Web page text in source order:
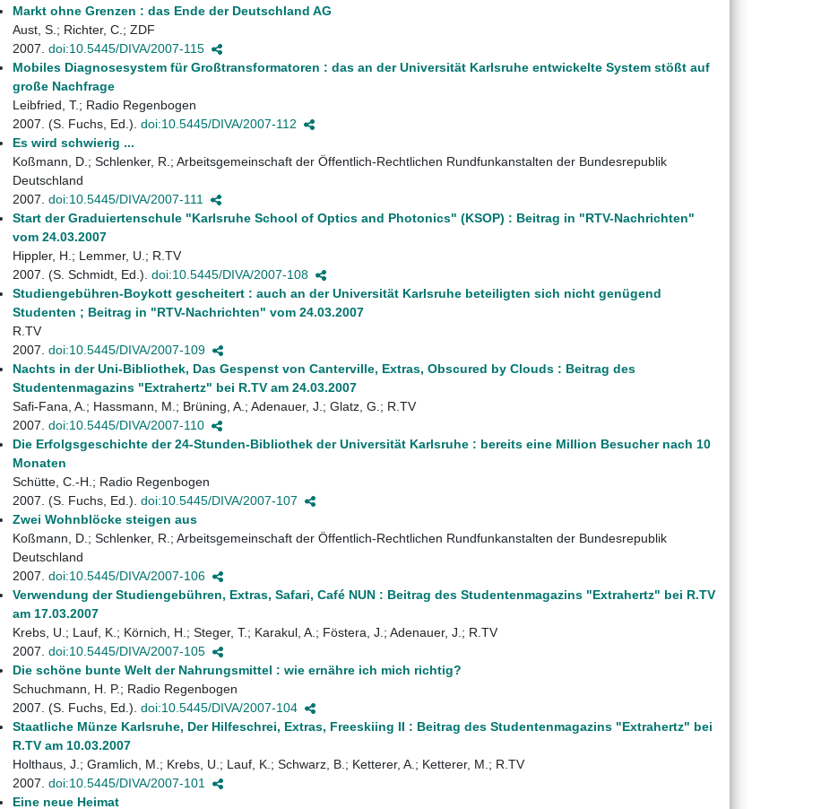
Markt ohne Grenzen : das Ende der Deutschland AG
Aust, S.; Richter, C.; ZDF
2007. doi:10.5445/DIVA/2007-115
Mobiles Diagnosesystem für Großtransformatoren : das an der Universität Karlsruhe entwickelte System stößt auf
große Nachfrage
Leibfried, T.; Radio Regenbogen
2007. (S. Fuchs, Ed.). doi:10.5445/DIVA/2007-112
Es wird schwierig ...
Koßmann, D.; Schlenker, R.; Arbeitsgemeinschaft der Öffentlich-Rechtlichen Rundfunkanstalten der Bundesrepublik
Deutschland
2007. doi:10.5445/DIVA/2007-111
Start der Graduiertenschule "Karlsruhe School of Optics and Photonics" (KSOP) : Beitrag in "RTV-Nachrichten"
vom 24.03.2007
Hippler, H.; Lemmer, U.; R.TV
2007. (S. Schmidt, Ed.). doi:10.5445/DIVA/2007-108
Studiengebühren-Boykott gescheitert : auch an der Universität Karlsruhe beteiligten sich nicht genügend
Studenten ; Beitrag in "RTV-Nachrichten" vom 24.03.2007
R.TV
2007. doi:10.5445/DIVA/2007-109
Nachts in der Uni-Bibliothek, Das Gespenst von Canterville, Extras, Obscured by Clouds : Beitrag des
Studentenmagazins "Extrahertz" bei R.TV am 24.03.2007
Safi-Fana, A.; Hassmann, M.; Brüning, A.; Adenauer, J.; Glatz, G.; R.TV
2007. doi:10.5445/DIVA/2007-110
Die Erfolgsgeschichte der 24-Stunden-Bibliothek der Universität Karlsruhe : bereits eine Million Besucher nach 10
Monaten
Schütte, C.-H.; Radio Regenbogen
2007. (S. Fuchs, Ed.). doi:10.5445/DIVA/2007-107
Zwei Wohnblöcke steigen aus
Koßmann, D.; Schlenker, R.; Arbeitsgemeinschaft der Öffentlich-Rechtlichen Rundfunkanstalten der Bundesrepublik
Deutschland
2007. doi:10.5445/DIVA/2007-106
Verwendung der Studiengebühren, Extras, Safari, Café NUN : Beitrag des Studentenmagazins "Extrahertz" bei R.TV
am 17.03.2007
Krebs, U.; Lauf, K.; Körnich, H.; Steger, T.; Karakul, A.; Föstera, J.; Adenauer, J.; R.TV
2007. doi:10.5445/DIVA/2007-105
Die schöne bunte Welt der Nahrungsmittel : wie ernähre ich mich richtig?
Schuchmann, H. P.; Radio Regenbogen
2007. (S. Fuchs, Ed.). doi:10.5445/DIVA/2007-104
Staatliche Münze Karlsruhe, Der Hilfeschrei, Extras, Freeskiing II : Beitrag des Studentenmagazins "Extrahertz" bei
R.TV am 10.03.2007
Holthaus, J.; Gramlich, M.; Krebs, U.; Lauf, K.; Schwarz, B.; Ketterer, A.; Ketterer, M.; R.TV
2007. doi:10.5445/DIVA/2007-101
Eine neue Heimat